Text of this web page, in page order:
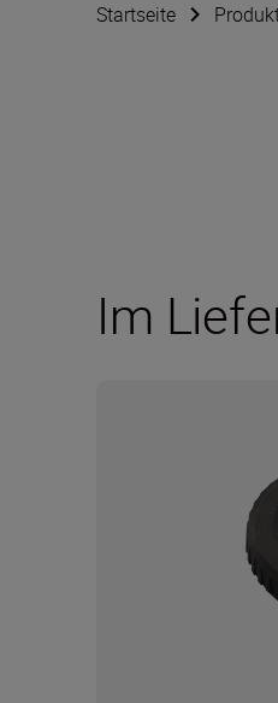
Startseite
Im